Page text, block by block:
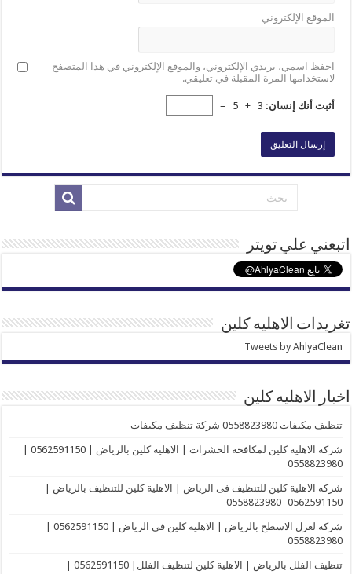
الموقع الإلكتروني
احفظ اسمي، بريدي الإلكتروني، والموقع الإلكتروني في هذا المتصفح
لاستخدامها المرة المقبلة في تعليقي.
أثبت أنك إنسان: 3 + 5 =
اتبعني علي تويتر
تغريدات الاهليه كلين
Tweets by AhlyaClean
اخبار الاهليه كلين
تنظيف مكيفات 0558823980 شركة تنظيف مكيفات
0558823980
شركه الاهلية كلين للتنظيف فى الرياض | الاهلية كلين للتنظيف بالرياض |
0562591150- 0558823980
0558823980